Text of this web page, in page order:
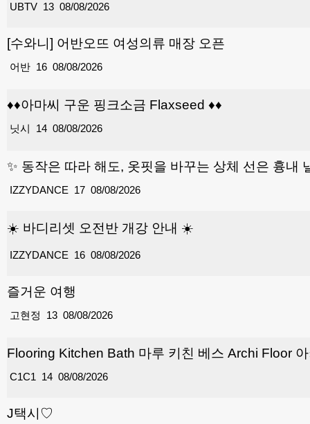
13
UBTV 08/08/2026
[수와니] 어반오뜨 여성의류 매장 오픈
16
어반 08/08/2026
♦️♦️아마씨 구운 핑크소금 Flaxseed ♦️♦️
14
닛시 08/08/2026
✨ 동작은 따라 해도, 옷핏을 바꾸는 상체 선은 흉내
17
IZZYDANCE 08/08/2026
☀️ 바디리셋 오전반 개강 안내 ☀️
16
IZZYDANCE 08/08/2026
즐거운 여행
13
고현정 08/08/2026
Flooring Kitchen Bath 마루 키친 베스 Archi Floor
14
C1C1 08/08/2026
J택시♡